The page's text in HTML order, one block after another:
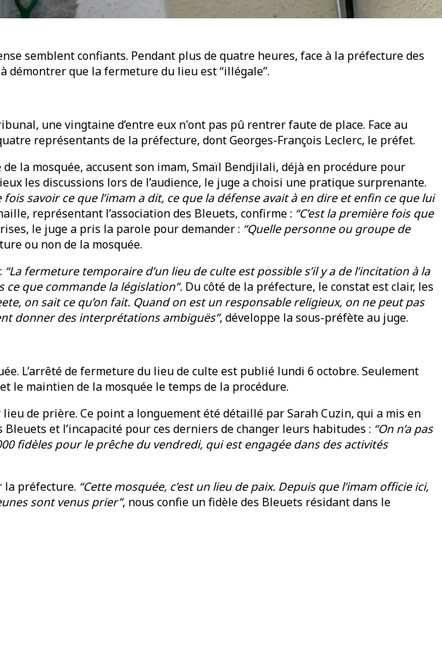
semblent confiants. Pendant plus de quatre heures, face à la préfecture des
démontrer que la fermeture du lieu est “illégale”.
une vingtaine d’entre eux n'ont pas pû rentrer faute de place. Face au
représentants de la préfecture, dont Georges-François Leclerc, le préfet.
la mosquée, accusent son imam, Smaïl Bendjilali, déjà en procédure pour
les discussions lors de l’audience, le juge a choisi une pratique surprenante.
savoir ce que l’imam a dit, ce que la défense avait à en dire et enfin ce que lui
représentant l’association des Bleuets, confirme : “C’est la première fois que
le juge a pris la parole pour demander : “Quelle personne ou groupe de
ou non de la mosquée.
“La fermeture temporaire d’un lieu de culte est possible s’il y a de l’incitation à la
ce que commande la législation”. Du côté de la préfecture, le constat est clair, les
on sait ce qu’on fait. Quand on est un responsable religieux, on ne peut pas
donner des interprétations ambiguës”, développe la sous-préfète au juge.
L’arrêté de fermeture du lieu de culte est publié lundi 6 octobre. Seulement
le maintien de la mosquée le temps de la procédure.
de prière. Ce point a longuement été détaillé par Sarah Cuzin, qui a mis en
et l’incapacité pour ces derniers de changer leurs habitudes : “On n’a pas
fidèles pour le prêche du vendredi, qui est engagée dans des activités
la préfecture. “Cette mosquée, c’est un lieu de paix. Depuis que l’imam officie ici,
sont venus prier”, nous confie un fidèle des Bleuets résidant dans le